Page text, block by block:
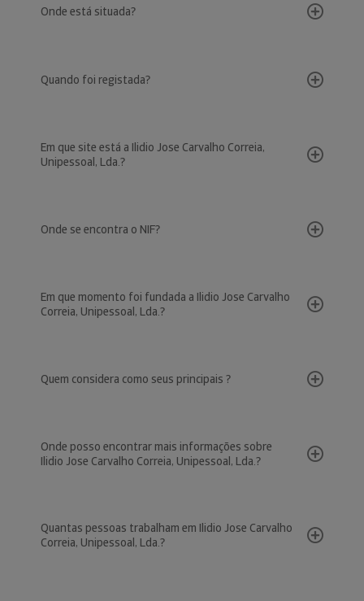
Onde está situada?
Quando foi registada?
Em que site está a Ilidio Jose Carvalho Correia,
Unipessoal, Lda.?
Onde se encontra o NIF?
Em que momento foi fundada a Ilidio Jose Carvalho
Correia, Unipessoal, Lda.?
Quem considera como seus principais ?
Onde posso encontrar mais informações sobre
Ilidio Jose Carvalho Correia, Unipessoal, Lda.?
Quantas pessoas trabalham em Ilidio Jose Carvalho
Correia, Unipessoal, Lda.?